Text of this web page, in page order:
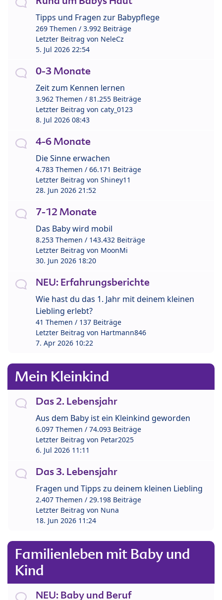
Tipps und Fragen zur Babypflege
269 Themen / 3.992 Beiträge
Letzter Beitrag von NeleCz
5. Jul 2026 22:54
0-3 Monate
Zeit zum Kennen lernen
3.962 Themen / 81.255 Beiträge
Letzter Beitrag von caty_0123
8. Jul 2026 08:43
4-6 Monate
Die Sinne erwachen
4.783 Themen / 66.171 Beiträge
Letzter Beitrag von Shiney11
28. Jun 2026 21:52
7-12 Monate
Das Baby wird mobil
8.253 Themen / 143.432 Beiträge
Letzter Beitrag von MoonMi
30. Jun 2026 18:20
NEU: Erfahrungsberichte
Wie hast du das 1. Jahr mit deinem kleinen
Liebling erlebt?
41 Themen / 137 Beiträge
Letzter Beitrag von Hartmann846
7. Apr 2026 10:22
Mein Kleinkind
Das 2. Lebensjahr
Aus dem Baby ist ein Kleinkind geworden
6.097 Themen / 74.093 Beiträge
Letzter Beitrag von Petar2025
6. Jul 2026 11:11
Das 3. Lebensjahr
Fragen und Tipps zu deinem kleinen Liebling
2.407 Themen / 29.198 Beiträge
Letzter Beitrag von Nuna
18. Jun 2026 11:24
Familienleben mit Baby und
Kind
NEU: Baby und Beruf